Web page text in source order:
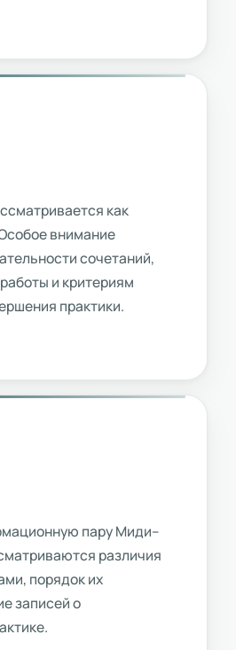
как
внимание
сочетаний,
и критериям
практики.
пару Миди–
различия
порядок их
записей о